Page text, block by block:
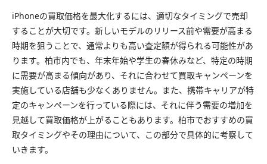
iPhoneの買取価格を最大化するには、適切なタイミングで売却
することが大切です。新しいモデルのリリース前や需要が高まる
時期を狙うことで、通常よりも高い査定額が得られる可能性があ
ります。柏市内でも、年末年始や学生の春休みなど、特定の時期
に需要が高まる傾向があり、それに合わせて買取キャンペーンを
実施している店舗も少なくありません。また、携帯キャリアが特
定のキャンペーンを行っている際には、それに伴う需要の増加を
見越して買取価格が上がることもあります。柏市でおすすめの買
取タイミングやその理由について、この部分で具体的に考察して
いきます。